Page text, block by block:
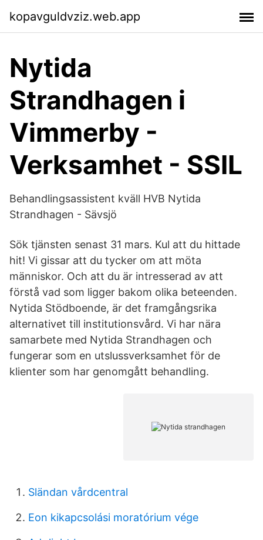
kopavguldvziz.web.app
Nytida
Strandhagen i
Vimmerby -
Verksamhet - SSIL
Behandlingsassistent kväll HVB Nytida
Strandhagen - Sävsjö
Sök tjänsten senast 31 mars. Kul att du hittade
hit! Vi gissar att du tycker om att möta
människor. Och att du är intresserad av att
förstå vad som ligger bakom olika beteenden.
Nytida Stödboende, är det framgångsrika
alternativet till institutionsvård. Vi har nära
samarbete med Nytida Strandhagen och
fungerar som en utslussverksamhet för de
klienter som har genomgått behandling.
Sländan vårdcentral
Eon kikapcsolási moratórium vége